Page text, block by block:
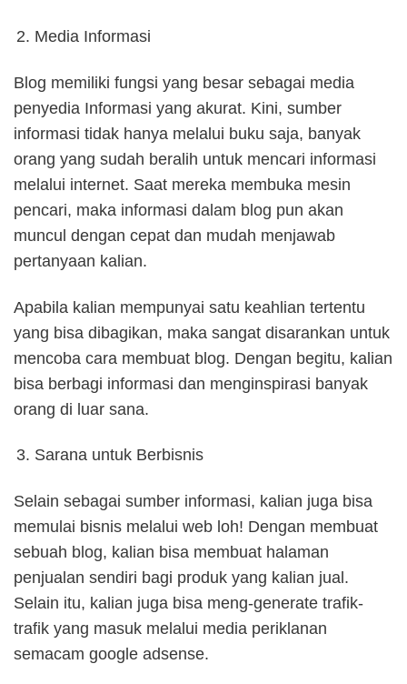
Media Informasi
Blog memiliki fungsi yang besar sebagai media
penyedia Informasi yang akurat. Kini, sumber
informasi tidak hanya melalui buku saja, banyak
orang yang sudah beralih untuk mencari informasi
melalui internet. Saat mereka membuka mesin
pencari, maka informasi dalam blog pun akan
muncul dengan cepat dan mudah menjawab
pertanyaan kalian.
Apabila kalian mempunyai satu keahlian tertentu
yang bisa dibagikan, maka sangat disarankan untuk
mencoba cara membuat blog. Dengan begitu, kalian
bisa berbagi informasi dan menginspirasi banyak
orang di luar sana.
Sarana untuk Berbisnis
Selain sebagai sumber informasi, kalian juga bisa
memulai bisnis melalui web loh! Dengan membuat
sebuah blog, kalian bisa membuat halaman
penjualan sendiri bagi produk yang kalian jual.
Selain itu, kalian juga bisa meng-generate trafik-
trafik yang masuk melalui media periklanan
semacam google adsense.